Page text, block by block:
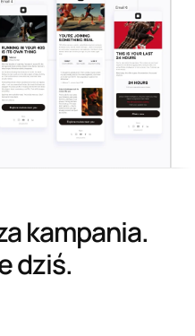
kampania.
dziś.